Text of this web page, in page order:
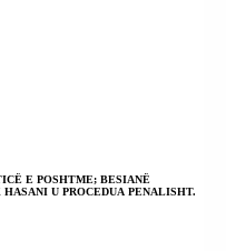
E POSHTME; BESIANË
HASANI U PROCEDUA PENALISHT.